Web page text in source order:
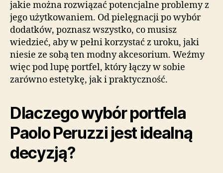
jakie można rozwiązać potencjalne problemy z
jego użytkowaniem. Od pielęgnacji po wybór
dodatków, poznasz wszystko, co musisz
wiedzieć, aby w pełni korzystać z uroku, jaki
niesie ze sobą ten modny akcesorium. Weźmy
więc pod lupę portfel, który łączy w sobie
zarówno estetykę, jak i praktyczność.
Dlaczego wybór portfela
Paolo Peruzzi jest idealną
decyzją?